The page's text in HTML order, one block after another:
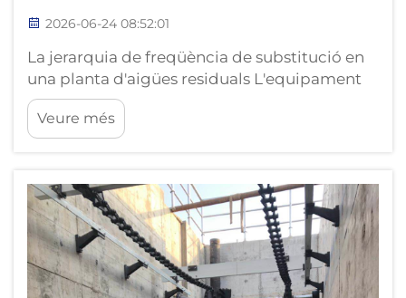
2026-06-24 08:52:01
La jerarquia de freqüència de substitució en
una planta d'aigües residuals L'equipament
de les plantes depuradores d'aigües residuals
es substitueix segons una jerarquia previsible
que tots els operaris aprenen a través dels
component que consumeix la major
quantitat de manteniment...
Veure més